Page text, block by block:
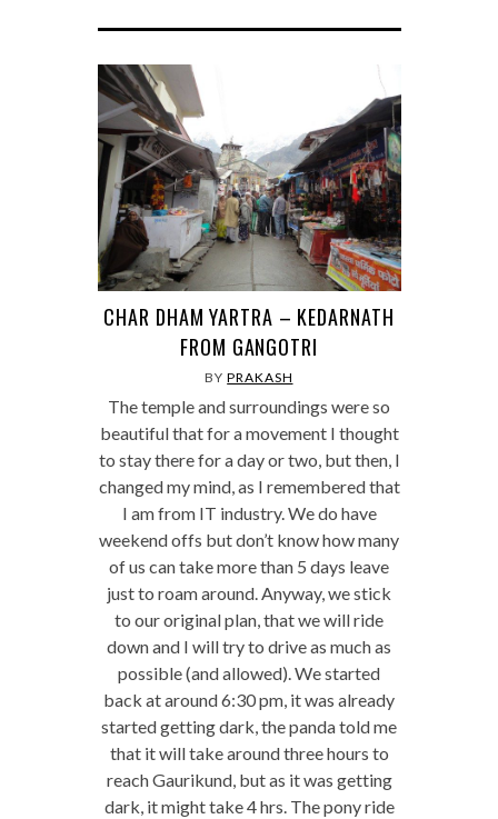
CHAR DHAM YARTRA – KEDARNATH
FROM GANGOTRI
BYPRAKASH
The temple and surroundings were so
beautiful that for a movement I thought
to stay there for a day or two, but then, I
changed my mind, as I remembered that
I am from IT industry. We do have
weekend offs but don’t know how many
of us can take more than 5 days leave
just to roam around. Anyway, we stick
to our original plan, that we will ride
down and I will try to drive as much as
possible (and allowed). We started
back at around 6:30 pm, it was already
started getting dark, the panda told me
that it will take around three hours to
reach Gaurikund, but as it was getting
dark, it might take 4 hrs. The pony ride